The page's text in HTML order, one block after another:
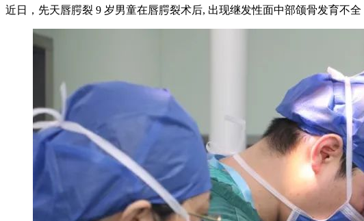
近日，先天唇腭裂 9 岁男童在唇腭裂术后, 出现继发性面中部颌骨发育不全